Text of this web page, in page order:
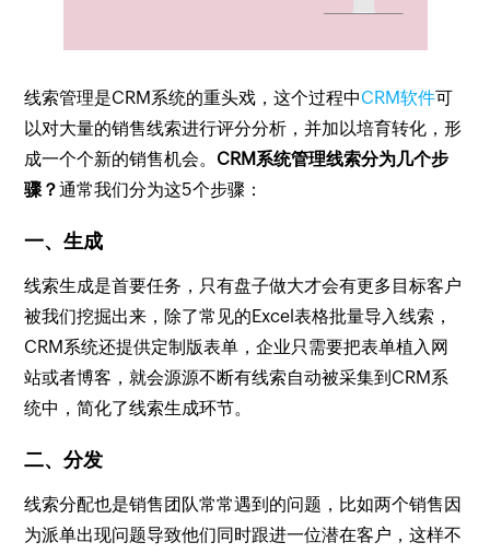
线索管理是CRM系统的重头戏，这个过程中CRM软件可
以对大量的销售线索进行评分分析，并加以培育转化，形
成一个个新的销售机会。 CRM系统管理线索分为几个步
骤？通常我们分为这5个步骤：
一、生成
线索生成是首要任务，只有盘子做大才会有更多目标客户
被我们挖掘出来，除了常见的Excel表格批量导入线索，
CRM系统还提供定制版表单，企业只需要把表单植入网
站或者博客，就会源源不断有线索自动被采集到CRM系
统中，简化了线索生成环节。
二、分发
线索分配也是销售团队常常遇到的问题，比如两个销售因
为派单出现问题导致他们同时跟进一位潜在客户，这样不